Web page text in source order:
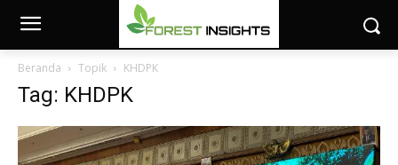
Beranda Topik KHDPK
Tag: KHDPK